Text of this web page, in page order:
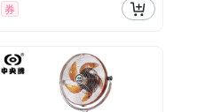
券